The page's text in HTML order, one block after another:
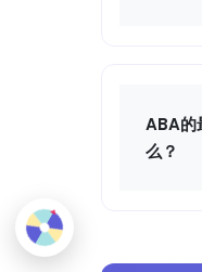
动这样
激励性
ABA的
么？
意和自